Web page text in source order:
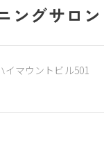
ングサロ
イマウントビル501